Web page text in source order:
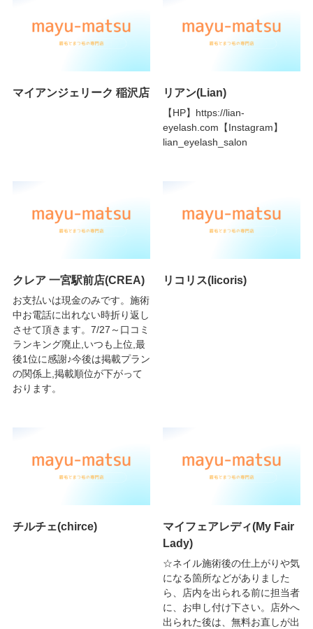
マイアンジェリーク 稲沢店 リアン(Lian)
【HP】https://lian-
eyelash.com【Instagram】
lian_eyelash_salon
クレア 一宮駅前店(CREA)
お支払いは現金のみです。施術
中お電話に出れない時折り返し
させて頂きます。7/27～口コミ
ランキング廃止,いつも上位,最
後1位に感謝♪今後は掲載プラン
の関係上,掲載順位が下がって
おります。
リコリス(licoris)
チルチェ(chirce)
マイフェアレディ(My Fair
Lady)
☆ネイル施術後の仕上がりや気
になる箇所などがありました
ら、店内を出られる前に担当者
に、お申し付け下さい。店外へ
出られた後は、無料お直しが出